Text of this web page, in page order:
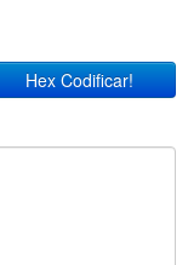
Hex Codificar!